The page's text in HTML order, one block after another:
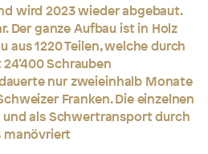
wird 2023 wieder abgebaut.
Der ganze Aufbau ist in Holz
1220 Teilen, welche durch
Schrauben
nur zweieinhalb Monate
Franken. Die einzelnen
als Schwertransport durch
manövriert